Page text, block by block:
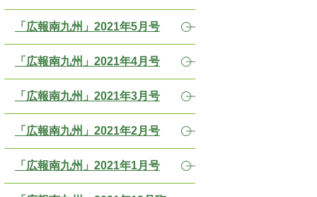
「広報南九州」2021年5月号
「広報南九州」2021年4月号
「広報南九州」2021年3月号
「広報南九州」2021年2月号
「広報南九州」2021年1月号